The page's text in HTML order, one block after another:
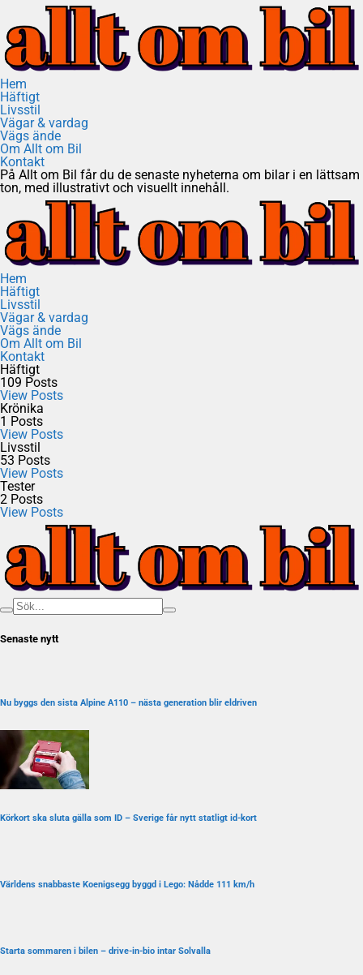
Hem
Häftigt
Livsstil
Vägar & vardag
Vägs ände
Om Allt om Bil
Kontakt
På Allt om Bil får du de senaste nyheterna om bilar i en lättsam
ton, med illustrativt och visuellt innehåll.
Hem
Häftigt
Livsstil
Vägar & vardag
Vägs ände
Om Allt om Bil
Kontakt
Häftigt
109 Posts
View Posts
Krönika
1 Posts
View Posts
Livsstil
53 Posts
View Posts
Tester
2 Posts
View Posts
Senaste nytt
Nu byggs den sista Alpine A110 – nästa generation blir eldriven
Körkort ska sluta gälla som ID – Sverige får nytt statligt id-kort
Världens snabbaste Koenigsegg byggd i Lego: Nådde 111 km/h
Starta sommaren i bilen – drive-in-bio intar Solvalla